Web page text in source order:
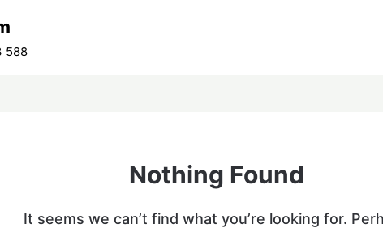
588
Nothing Found
It seems we can’t find what you’re looking for.